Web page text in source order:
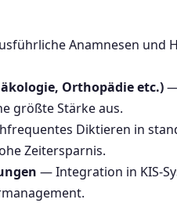
Anamnesen und
Orthopädie etc.)
größte Stärke aus.
Diktieren in
Zeitersparnis.
— Integration in KIS-